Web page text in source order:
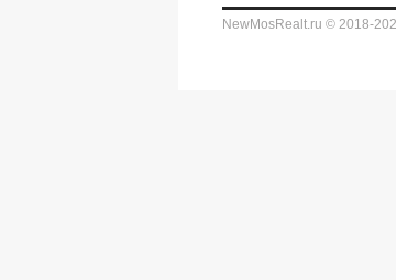
NewMosRealt.ru © 2018-